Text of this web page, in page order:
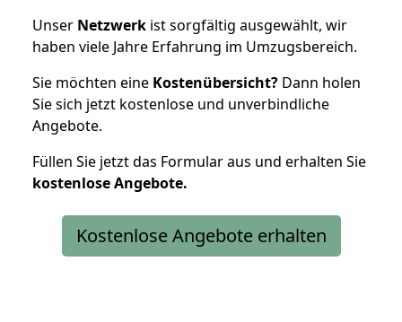
Unser Netzwerk ist sorgfältig ausgewählt, wir
haben viele Jahre Erfahrung im Umzugsbereich.
Sie möchten eine Kostenübersicht? Dann holen
Sie sich jetzt kostenlose und unverbindliche
Angebote.
Füllen Sie jetzt das Formular aus und erhalten Sie
kostenloseAngebote.
Kostenlose Angebote erhalten